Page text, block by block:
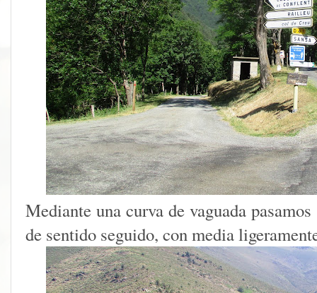
Mediante una curva de vaguada
de sentido seguido, con media